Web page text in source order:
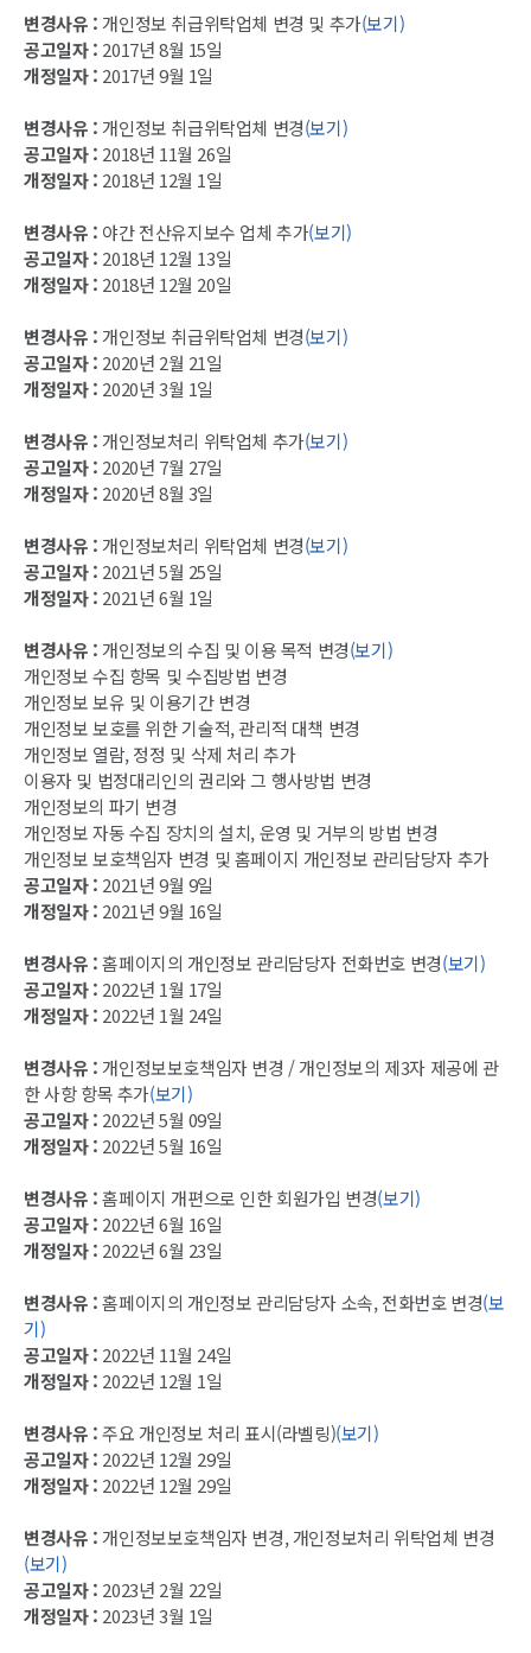
변경사유 : 개인정보 취급위탁업체 변경 및 추가(보기)
공고일자 : 2017년 8월 15일
개정일자 : 2017년 9월 1일
변경사유 : 개인정보 취급위탁업체 변경(보기)
공고일자 : 2018년 11월 26일
개정일자 : 2018년 12월 1일
변경사유 : 야간 전산유지보수 업체 추가(보기)
공고일자 : 2018년 12월 13일
개정일자 : 2018년 12월 20일
변경사유 : 개인정보 취급위탁업체 변경(보기)
공고일자 : 2020년 2월 21일
개정일자 : 2020년 3월 1일
변경사유 : 개인정보처리 위탁업체 추가(보기)
공고일자 : 2020년 7월 27일
개정일자 : 2020년 8월 3일
변경사유 : 개인정보처리 위탁업체 변경(보기)
공고일자 : 2021년 5월 25일
개정일자 : 2021년 6월 1일
변경사유 : 개인정보의 수집 및 이용 목적 변경(보기)
개인정보 수집 항목 및 수집방법 변경
개인정보 보유 및 이용기간 변경
개인정보 보호를 위한 기술적, 관리적 대책 변경
개인정보 열람, 정정 및 삭제 처리 추가
이용자 및 법정대리인의 권리와 그 행사방법 변경
개인정보의 파기 변경
개인정보 자동 수집 장치의 설치, 운영 및 거부의 방법 변경
개인정보 보호책임자 변경 및 홈페이지 개인정보 관리담당자 추가
공고일자 : 2021년 9월 9일
개정일자 : 2021년 9월 16일
변경사유 :홈페이지의 개인정보 관리담당자 전화번호 변경(보기)
공고일자 : 2022년 1월 17일
개정일자 : 2022년 1월 24일
변경사유 : 개인정보보호책임자 변경 / 개인정보의 제3자 제공에 관
한 사항 항목 추가(보기)
공고일자 : 2022년 5월 09일
개정일자 : 2022년 5월 16일
변경사유 :홈페이지 개편으로 인한 회원가입 변경(보기)
공고일자 : 2022년 6월 16일
개정일자 : 2022년 6월 23일
변경사유 :홈페이지의 개인정보 관리담당자 소속, 전화번호 변경(보
기)
공고일자 : 2022년 11월 24일
개정일자 : 2022년 12월 1일
변경사유 :주요 개인정보 처리 표시(라벨링)(보기)
공고일자 : 2022년 12월 29일
개정일자 : 2022년 12월 29일
변경사유 : 개인정보보호책임자 변경, 개인정보처리 위탁업체 변경
(보기)
공고일자 : 2023년 2월 22일
개정일자 : 2023년 3월 1일